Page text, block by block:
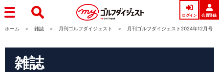
ログイン 会員登録
ホーム 雑誌 月刊ゴルフダイジェスト 月刊ゴルフダイジェスト2024年12月号
雑誌